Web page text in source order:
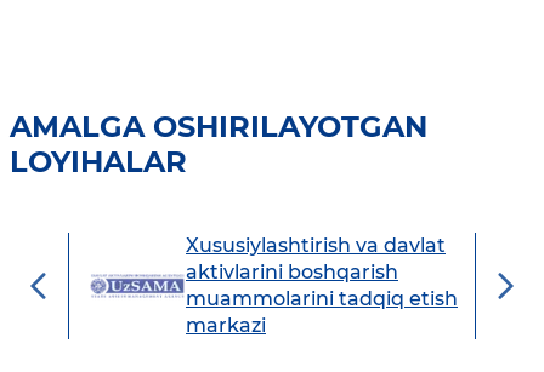
AMALGA OSHIRILAYOTGAN
LOYIHALAR
Xususiylashtirish va davlat
aktivlarini boshqarish
muammolarini tadqiq etish
markazi